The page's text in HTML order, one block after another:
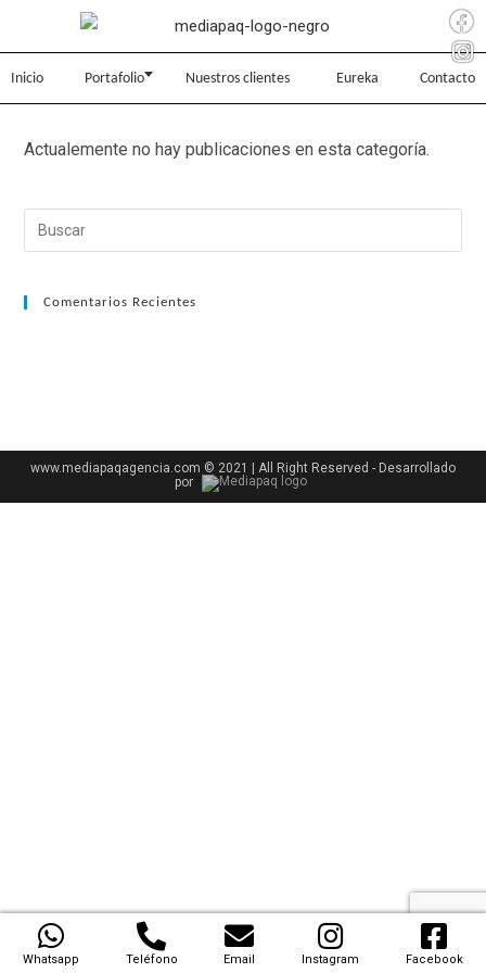
Inicio Portafolio Nuestros clientes Eureka Contacto
Actualemente no hay publicaciones en esta categoría.
Comentarios Recientes
www.mediapaqagencia.com © 2021 | All Right Reserved - Desarrollado
por
Whatsapp Teléfono Email Instagram Facebook